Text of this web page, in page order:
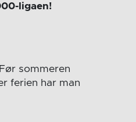
ligaen!
sommeren
ferien har man